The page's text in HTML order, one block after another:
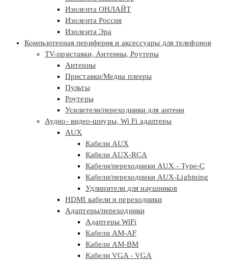
Изолента ОНЛАЙТ
Изолента Россия
Изолента Эра
Компьютерная периферия и аксессуары для телефонов
TV-приставки, Антенны, Роутеры
Антенны
Приставки/Медиа плееры
Пульты
Роутеры
Усилители/переходники для антенн
Аудио- видео-шнуры, Wi Fi адаптеры
AUX
Кабели AUX
Кабели AUX-RCA
Кабели/переходники AUX - Type-C
Кабели/переходники AUX-Lightning
Удлинители для наушников
HDMI кабели и переходники
Адаптеры/переходники
Адаптеры WiFi
Кабели AM-AF
Кабели AM-BM
Кабели VGA - VGA